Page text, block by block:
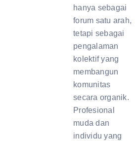
hanya sebagai
forum satu arah,
tetapi sebagai
pengalaman
kolektif yang
membangun
komunitas
secara organik.
Profesional
muda dan
individu yang